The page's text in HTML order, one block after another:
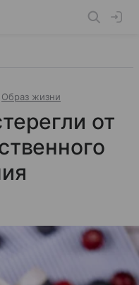
Образ жизни
от